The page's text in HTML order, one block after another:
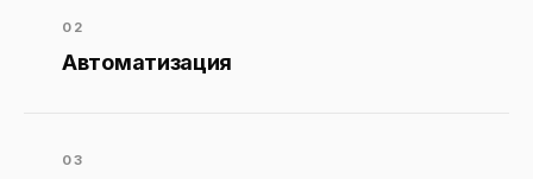
02
Автоматизация
03